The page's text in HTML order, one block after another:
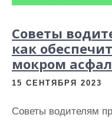
Советы
как
мокром
15 СЕНТЯБРЯ 2023
Советы водителям